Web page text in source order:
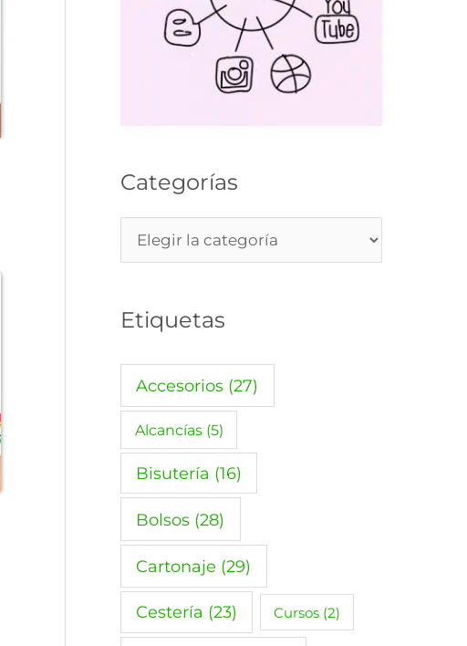
Categorías
Etiquetas
Accesorios (27)
Alcancías(5)
Bisutería (16)
Bolsos (28)
Cartonaje (29)
Cestería (23) Cursos (2)